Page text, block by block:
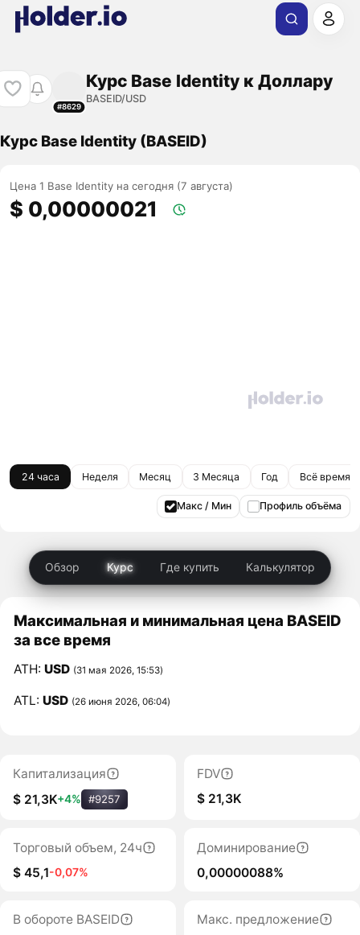
#8629
Курс Base Identity к Доллару
BASEID/USD
Курс Base Identity (BASEID)
Цена 1 Base Identity на сегодня (7 августа)
$ 0,00000021
24 часа Неделя Месяц 3 Месяца Год Всё время
Макс / Мин Профиль объёма
Обзор Курс Где купить Калькулятор
Максимальная и минимальная цена BASEID
за все время
ATH:USD (31 мая 2026, 15:53)
ATL:USD (26 июня 2026, 06:04)
Капитализация
$ 21,3K+4% #9257
FDV
$ 21,3K
Торговый объем, 24ч
$ 45,1-0,07%
Доминирование
0,00000088%
В обороте BASEID
Макс. предложение